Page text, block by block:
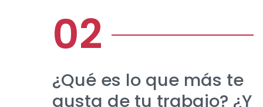
¿Qué es lo que más te
gusta de tu trabajo? ¿Y